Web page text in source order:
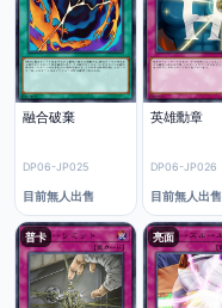
融合破棄
DP06-JP025
目前無人出售
英雄勳章
DP06-JP026
目前無人出售
普卡 亮面